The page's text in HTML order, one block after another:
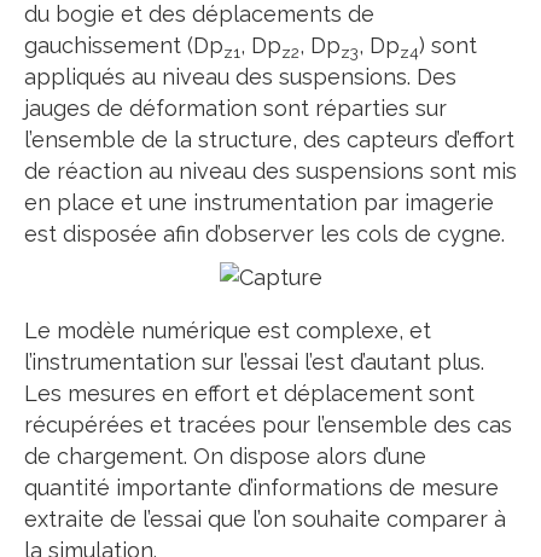
du bogie et des déplacements de
gauchissement (Dpz1, Dpz2, Dpz3, Dpz4) sont
appliqués au niveau des suspensions. Des
jauges de déformation sont réparties sur
l’ensemble de la structure, des capteurs d’effort
de réaction au niveau des suspensions sont mis
en place et une instrumentation par imagerie
est disposée afin d’observer les cols de cygne.
Le modèle numérique est complexe, et
l’instrumentation sur l’essai l’est d’autant plus.
Les mesures en effort et déplacement sont
récupérées et tracées pour l’ensemble des cas
de chargement. On dispose alors d’une
quantité importante d’informations de mesure
extraite de l’essai que l’on souhaite comparer à
la simulation.